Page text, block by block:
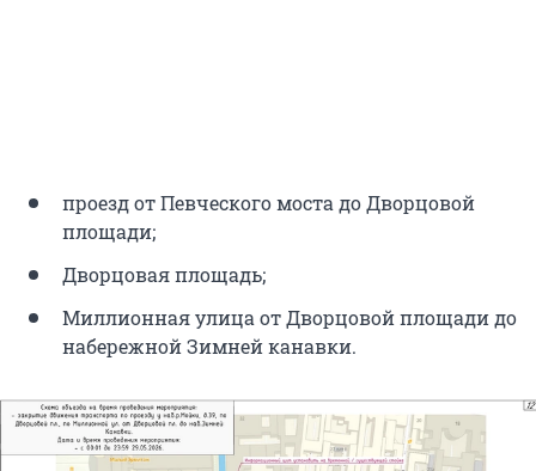
проезд от Певческого моста до Дворцовой
площади;
Дворцовая площадь;
Миллионная улица от Дворцовой площади до
набережной Зимней канавки.